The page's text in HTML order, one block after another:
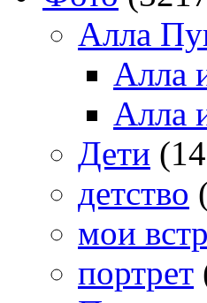
Алла
Алла
Алла
Дети
детство
мои
портрет